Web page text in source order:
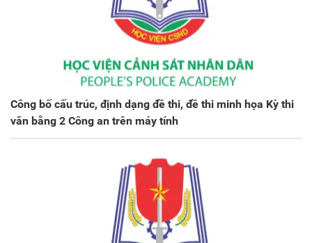
Công bố cấu trúc, định dạng đề thi, đề thi minh họa Kỳ thi
văn bằng 2 Công an trên máy tính